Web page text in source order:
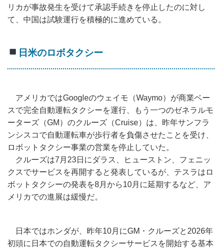
リカが事故発生を受けて承認手続きを停止したのに対し
て、中国は試験運行を積極的に進めている。
日米のロボタクシー
アメリカではGoogleのウェイモ（Waymo）が商業ベー
スで完全自動運転タクシーを運行、もう一つのゼネラルモ
ーターズ（GM）のクルーズ（Cruise）は、昨年サンフラ
ンシスコで自動運転車が歩行者を負傷させたことを受け、
ロボットタクシー事業の営業を停止していた。
クルーズは7月23日にダラス、ヒューストン、フェニッ
クスでサービスを再開すると発表しているが、テスラはロ
ボットタクシーの発表を8月から10月に延期するなど、ア
メリカでの進展は緩慢だ。
日本ではホンダが、昨年10月にGM・クルーズと2026年
初頭に日本での自動運転タクシーサービスを開始する基本